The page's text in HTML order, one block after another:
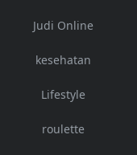
Judi Online
kesehatan
Lifestyle
roulette